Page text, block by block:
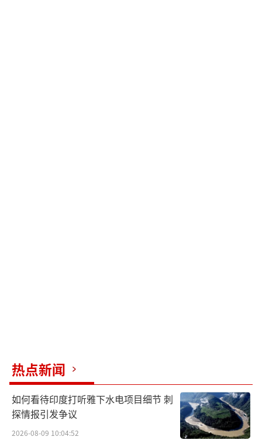
热点新闻
如何看待印度打听雅下水电项目细节 刺
探情报引发争议
2026-08-09 10:04:52